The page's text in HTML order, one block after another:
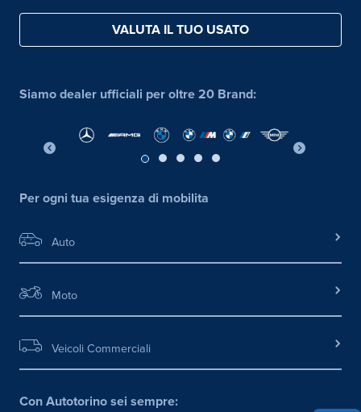
VALUTA IL TUO USATO
Siamo dealer ufficiali per oltre 20 Brand:
Per ogni tua esigenza di mobilita
Auto
Moto
Veicoli Commerciali
Con Autotorino sei sempre: